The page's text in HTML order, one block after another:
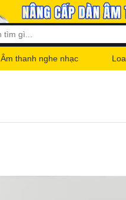
Âm thanh nghe nhạc Loa